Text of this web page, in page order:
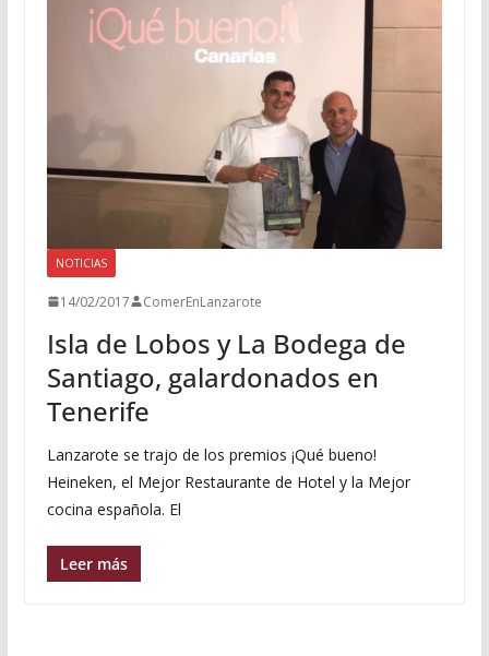
NOTICIAS
14/02/2017 ComerEnLanzarote
Isla de Lobos y La Bodega de
Santiago, galardonados en
Tenerife
Lanzarote se trajo de los premios ¡Qué bueno!
Heineken, el Mejor Restaurante de Hotel y la Mejor
cocina española. El
Leer más